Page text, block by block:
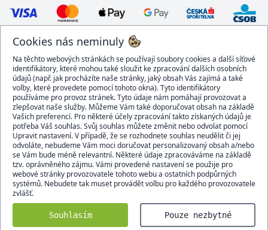
Cookies nás neminuly
Na těchto webových stránkách se používají soubory cookies a další síťové
identifikátory, které mohou také sloužit ke zpracování dalších osobních
údajů (např. jak procházíte naše stránky, jaký obsah Vás zajímá a také
volby, které provedete pomocí tohoto okna). Tyto identifikátory
používáme pro provoz stránek. Tyto údaje nám pomáhají provozovat a
zlepšovat naše služby. Můžeme Vám také doporučovat obsah na základě
Vašich preferencí. Pro některé účely zpracování takto získaných údajů je
potřeba Váš souhlas. Svůj souhlas můžete změnit nebo odvolat pomocí
Upravit nastavení. V případě, že se rozhodnete souhlas neudělit či jej
odvoláte, nebudeme Vám moci doručovat personalizovaný obsah a/nebo
se Vám bude méně relevantní. Některé údaje zpracováváme na základě
tzv. oprávněného zájmu. Vámi provedené nastavení se použije pro
webové stránky provozovatele tohoto webu a ostatních podpůrných
systémů. Nebudete tak muset provádět volbu pro každého provozovatele
zvlášť.
Souhlasím Pouze nezbytné
DOPRAVCI
BEZPEČNÝ OBCHOD
Domacidoplnky.cz © 2007 - 2026
Všechna práva vyhrazena.